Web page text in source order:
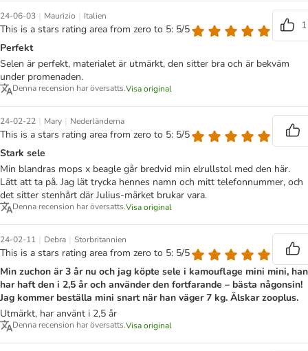
24-06-03 | Maurizio | Italien
This is a stars rating area from zero to 5: 5/5
1
Perfekt
Selen är perfekt, materialet är utmärkt, den sitter bra och är bekväm
under promenaden.
Denna recension har översatts.Visa original
24-02-22 | Mary | Nederländerna
This is a stars rating area from zero to 5: 5/5
Stark sele
Min blandras mops x beagle går bredvid min elrullstol med den här.
Lätt att ta på. Jag lät trycka hennes namn och mitt telefonnummer, och
det sitter stenhårt där Julius-märket brukar vara.
Denna recension har översatts.Visa original
24-02-11 | Debra | Storbritannien
This is a stars rating area from zero to 5: 5/5
Min zuchon är 3 år nu och jag köpte sele i kamouflage mini mini, han
har haft den i 2,5 år och använder den fortfarande – bästa någonsin!
Jag kommer beställa mini snart när han väger 7 kg. Älskar zooplus.
Utmärkt, har använt i 2,5 år
Denna recension har översatts.Visa original